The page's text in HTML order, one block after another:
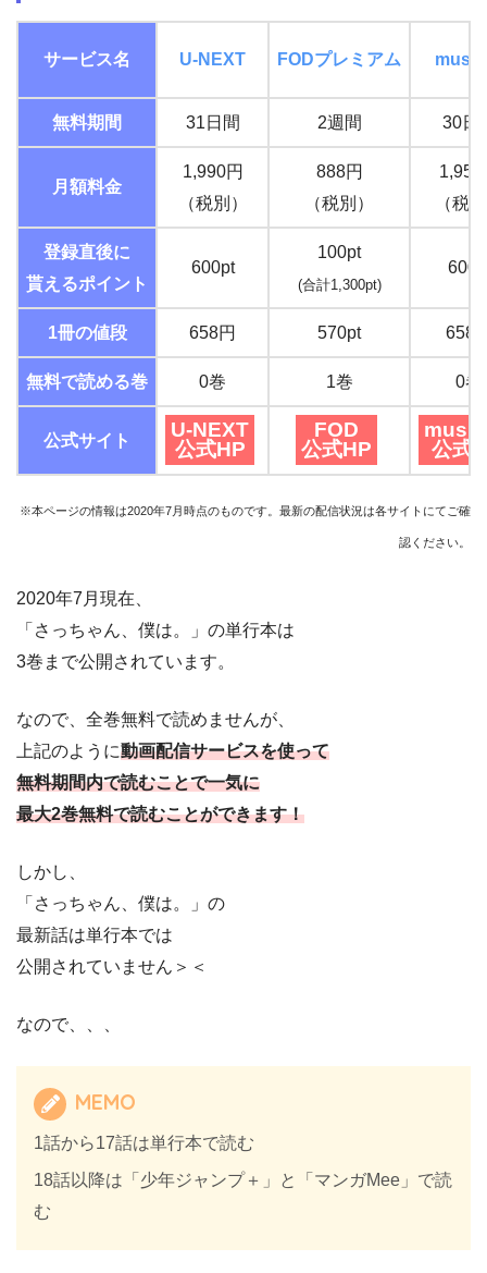
サービス名 U-NEXT FODプレミアム
無料期間 31日間 2週間 30日
月額料金
1,990円
（税別）
888円
（税別）
1,958
（税
登録直後に
貰えるポイント
600pt
100pt
(合計1,300pt)
1冊の値段 658円 570pt 658
無料で読める巻 0巻 1巻 0巻
公式サイト
U-NEXT
公式HP
FOD
公式HP
公式
※本ページの情報は2020年7月時点のものです。最新の配信状況は各サイトにてご確
認ください。
2020年7月現在、
「さっちゃん、僕は。」の単行本は
3巻まで公開されています。
なので、全巻無料で読めませんが、
上記のように動画配信サービスを使って
無料期間内で読むことで一気に
最大2巻無料で読むことができます！
しかし、
「さっちゃん、僕は。」の
最新話は単行本では
公開されていません＞＜
なので、、、
MEMO
1話から17話は単行本で読む
18話以降は「少年ジャンプ＋」と「マンガMee」で読
む